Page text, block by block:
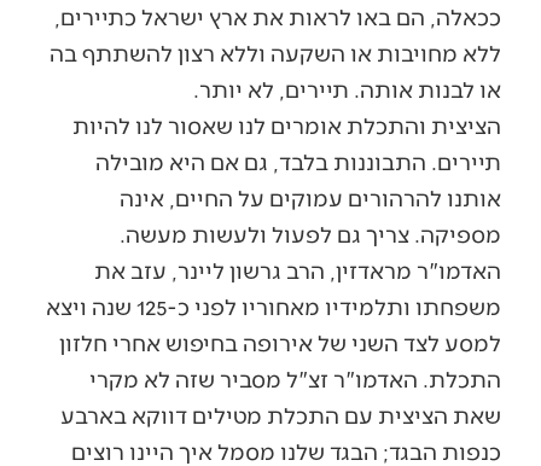
ככאלה, הם באו לראות את ארץ ישראל כתיירים,
ללא מחויבות או השקעה וללא רצון להשתתף בה
או לבנות אותה. תיירים, לא יותר.
הציצית והתכלת אומרים לנו שאסור לנו להיות
תיירים. התבוננות בלבד, גם אם היא מובילה
אותנו להרהורים עמוקים על החיים, אינה
מספיקה. צריך גם לפעול ולעשות מעשה.
האדמו"ר מראדזין, הרב גרשון ליינר, עזב את
משפחתו ותלמידיו מאחוריו לפני כ-125 שנה ויצא
למסע לצד השני של אירופה בחיפוש אחרי חלזון
התכלת. האדמו"ר זצ"ל מסביר שזה לא מקרי
שאת הציצית עם התכלת מטילים דווקא בארבע
כנפות הבגד; הבגד שלנו מסמל איך היינו רוצים